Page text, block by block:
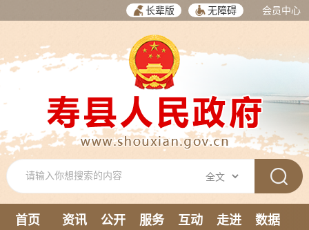
长辈版 无障碍 会员中心
首页 资讯 公开 服务 互动 走进
数据